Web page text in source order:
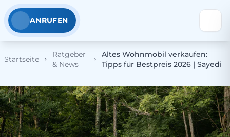
ANRUFEN
Startseite
Ratgeber
& News
Altes Wohnmobil verkaufen:
Tipps für Bestpreis 2026 | Sayedi